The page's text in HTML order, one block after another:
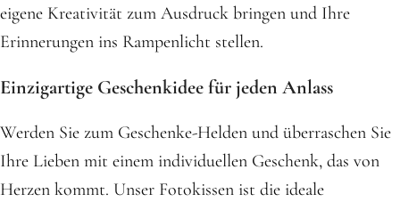
eigene Kreativität zum Ausdruck bringen und Ihre
Erinnerungen ins Rampenlicht stellen.
Einzigartige Geschenkidee für jeden Anlass
Werden Sie zum Geschenke-Helden und überraschen Sie
Ihre Lieben mit einem individuellen Geschenk, das von
Herzen kommt. Unser Fotokissen ist die ideale